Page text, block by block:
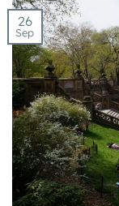
26
Sep